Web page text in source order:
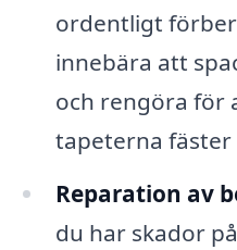
ordentligt
innebära att
och rengöra för
tapeterna
Reparation av
du har skador